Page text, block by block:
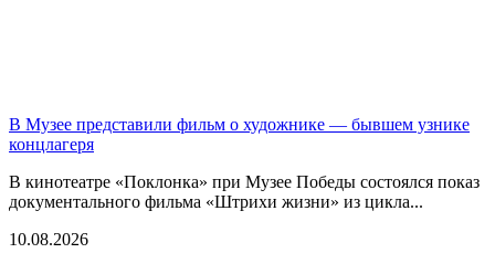
В Музее представили фильм о художнике — бывшем узнике
концлагеря
В кинотеатре «Поклонка» при Музее Победы состоялся показ
документального фильма «Штрихи жизни» из цикла...
10.08.2026